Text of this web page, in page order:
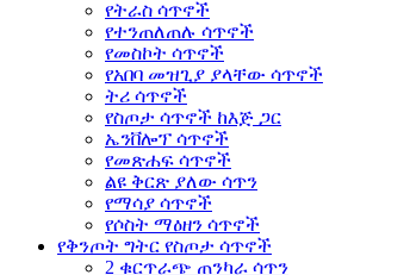
የትራስ ሳጥኖች
የተንጠለጠሉ ሳጥኖች
የመስኮት ሳጥኖች
የአበባ መዝጊያ ያላቸው ሳጥኖች
ትሪ ሳጥኖች
የስጦታ ሳጥኖች ከእጅ ጋር
ኤንቨሎፕ ሳጥኖች
የመጽሐፍ ሳጥኖች
ልዩ ቅርጽ ያለው ሳጥን
የማሳያ ሳጥኖች
የሶስት ማዕዘን ሳጥኖች
የቅንጦት ግትር የስጦታ ሳጥኖች
2 ቁርጥራጭ ጠንካራ ሳጥን